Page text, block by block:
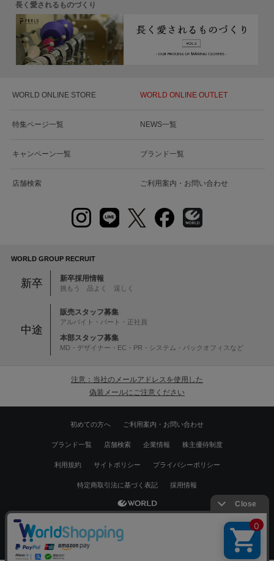
長く愛されるものづくり
WORLD ONLINE STORE WORLD ONLINE OUTLET
特集ページ一覧 NEWS一覧
キャンペーン一覧 ブランド一覧
店舗検索 ご利用案内・お問い合わせ
WORLD GROUP RECRUIT
新卒 新卒採用情報
挑もう 品よく 逞しく
中途
販売スタッフ募集
アルバイト・パート・正社員
本部スタッフ募集
MD・デザイナー・EC・PR・システム・バックオフィスなど
注意：当社のメールアドレスを使用した
偽装メールにご注意ください
初めての方へ ご利用案内・お問い合わせ
ブランド一覧 店舗検索 企業情報 株主優待制度
利用規約 サイトポリシー プライバシーポリシー
特定商取引法に基づく表記 採用情報